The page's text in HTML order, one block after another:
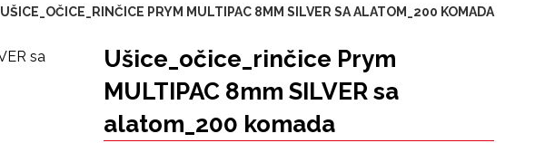
UŠICE_OČICE_RINČICE PRYM MULTIPAC 8MM SILVER SA ALATOM_200 KOMADA
Ušice_očice_rinčice Prym
MULTIPAC 8mm SILVER sa
alatom_200 komada